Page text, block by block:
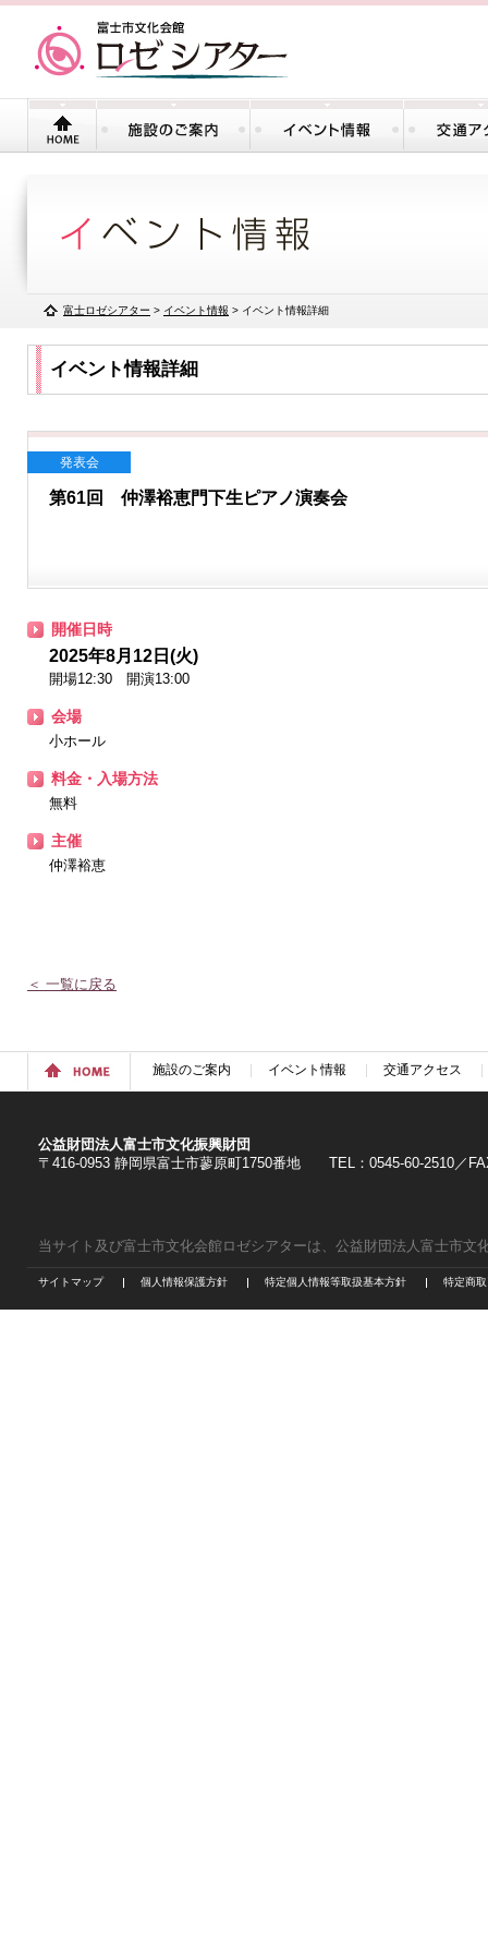
富士ロゼシアター > イベント情報 > イベント情報詳細
イベント情報詳細
発表会
第61回 仲澤裕恵門下生ピアノ演奏会
開催日時
2025年8月12日(火)
開場12:30 開演13:00
会場
小ホール
料金・入場方法
無料
主催
仲澤裕恵
＜ 一覧に戻る
施設のご案内 イベント情報 交通アクセス
公益財団法人富士市文化振興財団
〒416-0953 静岡県富士市蓼原町1750番地 TEL：0545-60-2510／
当サイト及び富士市文化会館ロゼシアターは、公益財団法人富士市文
サイトマップ 個人情報保護方針 特定個人情報等取扱基本方針 特定商